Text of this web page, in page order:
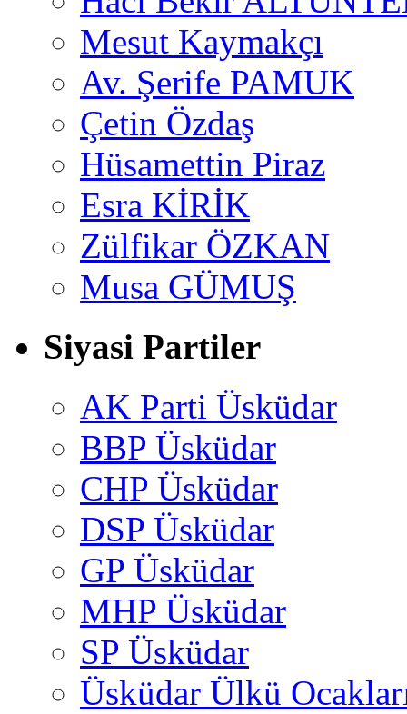
Mesut Kaymakçı
Av. Şerife PAMUK
Çetin Özdaş
Hüsamettin Piraz
Esra KİRİK
Zülfikar ÖZKAN
Musa GÜMUŞ
Siyasi Partiler
AK Parti Üsküdar
BBP Üsküdar
CHP Üsküdar
DSP Üsküdar
GP Üsküdar
MHP Üsküdar
SP Üsküdar
Üsküdar Ülkü